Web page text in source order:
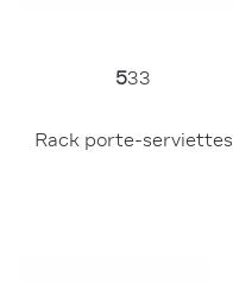
533
Rack porte-serviettes